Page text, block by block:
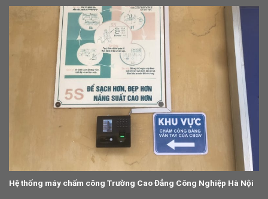
Hệ thống máy chấm công Trường Cao Đẳng Công Nghiệp Hà Nội